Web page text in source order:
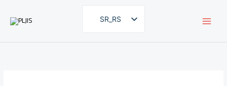
sadržaj
SR_RS